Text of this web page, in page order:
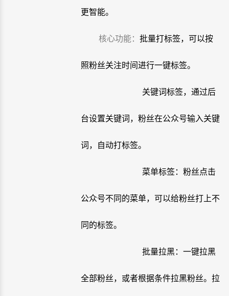
更智能。
核心功能： 批量打标签，可以按
照粉丝关注时间进行一键标签。
关键词标签，通过后
台设置关键词，粉丝在公众号输入关键
词，自动打标签。
菜单标签：粉丝点击
公众号不同的菜单，可以给粉丝打上不
同的标签。
批量拉黑：一键拉黑
全部粉丝，或者根据条件拉黑粉丝。拉